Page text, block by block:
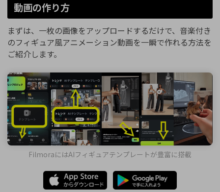
動画の作り方
まずは、一枚の画像をアップロードするだけで、音楽付き
のフィギュア風アニメーション動画を一瞬で作れる方法を
ご紹介します。
FilmoraにはAIフィギュアテンプレートが豊富に搭載